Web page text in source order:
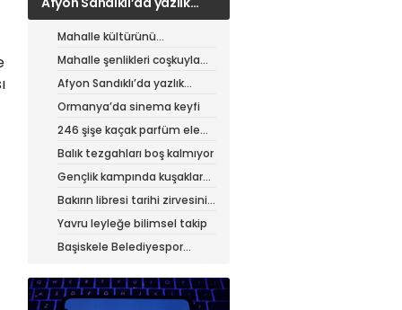
Mahalle kültürünü
canlandıran şenlik
Mahalle şenlikleri coşkuyla
sürüyor
Afyon Sandıklı’da yazlık
patates hasadı
Ormanya’da sinema keyfi
246 şişe kaçak parfüm ele
geçirildi
Balık tezgahları boş kalmıyor
Gençlik kampında kuşaklar
buluştu
Bakırın libresi tarihi zirvesini
test ediyor
Yavru leyleğe bilimsel takip
Başiskele Belediyespor